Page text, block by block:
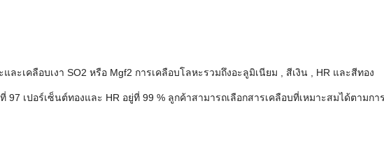
ะเคลือบเงา SO2 หรือ Mgf2 การเคลือบโลหะรวมถึงอะลูมิเนียม , สีเงิน , HR และสีทอง
97 เปอร์เซ็นต์ทองและ HR อยู่ที่ 99 % ลูกค้าสามารถเลือกสารเคลือบที่เหมาะสมได้ตามกา